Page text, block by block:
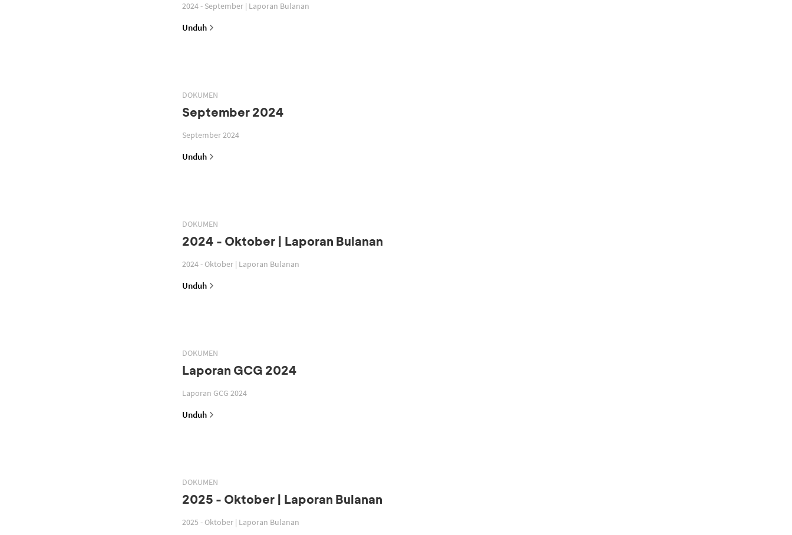
2024 - September | Laporan Bulanan
Unduh
DOKUMEN
September 2024
September 2024
Unduh
DOKUMEN
2024 - Oktober | Laporan Bulanan
2024 - Oktober | Laporan Bulanan
Unduh
DOKUMEN
Laporan GCG 2024
Laporan GCG 2024
Unduh
DOKUMEN
2025 - Oktober | Laporan Bulanan
2025 - Oktober | Laporan Bulanan